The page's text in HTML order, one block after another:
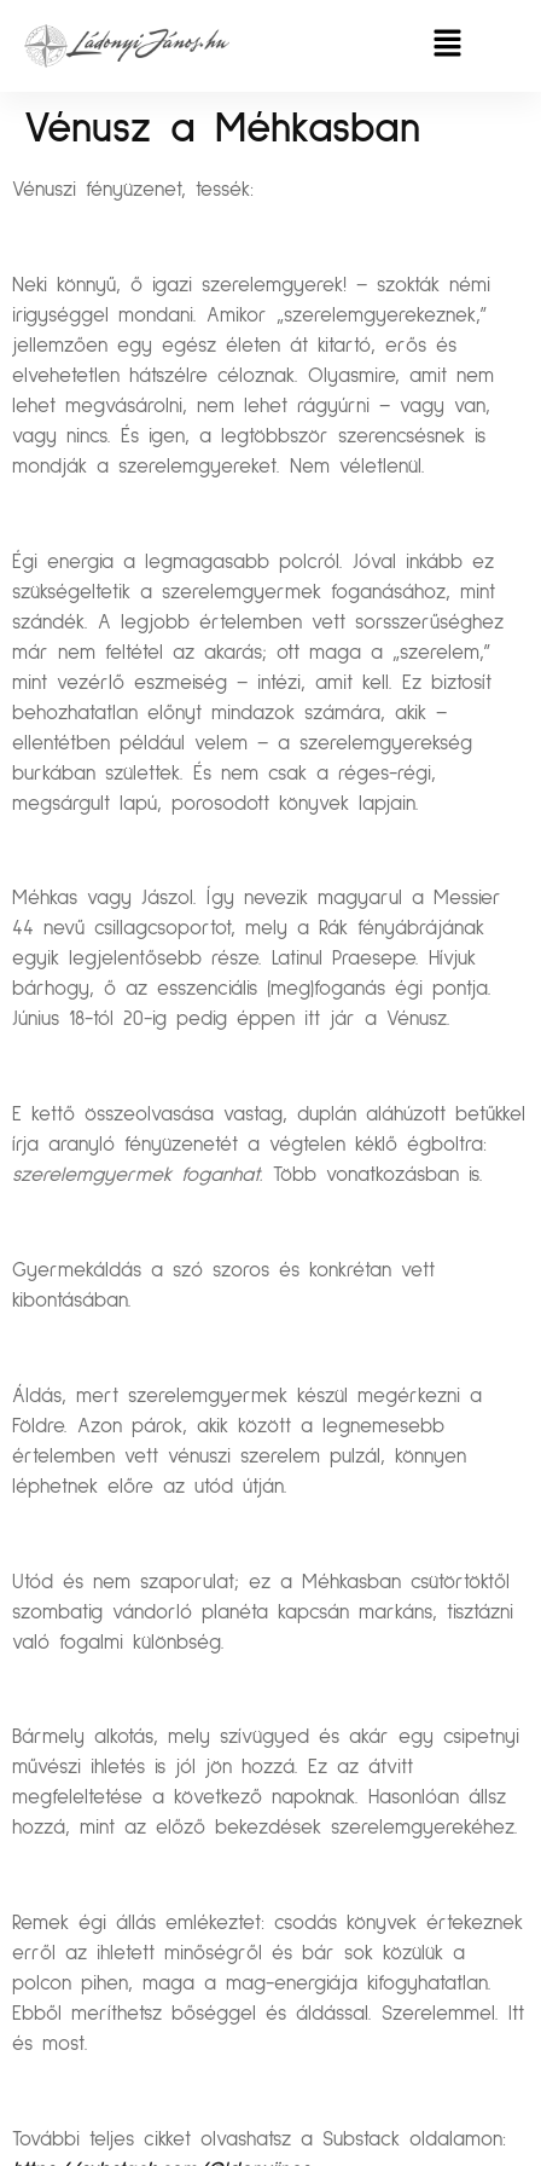
Vénusz a Méhkasban
Vénuszi fényüzenet, tessék:
Neki könnyű, ő igazi szerelemgyerek! – szokták némi
irigységgel mondani. Amikor „szerelemgyerekeznek,”
jellemzően egy egész életen át kitartó, erős és
elvehetetlen hátszélre céloznak. Olyasmire, amit nem
lehet megvásárolni, nem lehet rágyúrni – vagy van,
vagy nincs. És igen, a legtöbbször szerencsésnek is
mondják a szerelemgyereket. Nem véletlenül.
Égi energia a legmagasabb polcról. Jóval inkább ez
szükségeltetik a szerelemgyermek foganásához, mint
szándék. A legjobb értelemben vett sorsszerűséghez
már nem feltétel az akarás; ott maga a „szerelem,”
mint vezérlő eszmeiség – intézi, amit kell. Ez biztosít
behozhatatlan előnyt mindazok számára, akik –
ellentétben például velem – a szerelemgyerekség
burkában születtek. És nem csak a réges-régi,
megsárgult lapú, porosodott könyvek lapjain.
Méhkas vagy Jászol. Így nevezik magyarul a Messier
44 nevű csillagcsoportot, mely a Rák fényábrájának
egyik legjelentősebb része. Latinul Praesepe. Hívjuk
bárhogy, ő az esszenciális (meg)foganás égi pontja.
Június 18-tól 20-ig pedig éppen itt jár a Vénusz.
E kettő összeolvasása vastag, duplán aláhúzott betűkkel
írja aranyló fényüzenetét a végtelen kéklő égboltra:
szerelemgyermek foganhat. Több vonatkozásban is.
Gyermekáldás a szó szoros és konkrétan vett
kibontásában.
Áldás, mert szerelemgyermek készül megérkezni a
Földre. Azon párok, akik között a legnemesebb
értelemben vett vénuszi szerelem pulzál, könnyen
léphetnek előre az utód útján.
Utód és nem szaporulat; ez a Méhkasban csütörtöktől
szombatig vándorló planéta kapcsán markáns, tisztázni
való fogalmi különbség.
Bármely alkotás, mely szívügyed és akár egy csipetnyi
művészi ihletés is jól jön hozzá. Ez az átvitt
megfeleltetése a következő napoknak. Hasonlóan állsz
hozzá, mint az előző bekezdések szerelemgyerekéhez.
Remek égi állás emlékeztet: csodás könyvek értekeznek
erről az ihletett minőségről és bár sok közülük a
polcon pihen, maga a mag-energiája kifogyhatatlan.
Ebből meríthetsz bőséggel és áldással. Szerelemmel. Itt
és most.
További teljes cikket olvashatsz a Substack oldalamon: